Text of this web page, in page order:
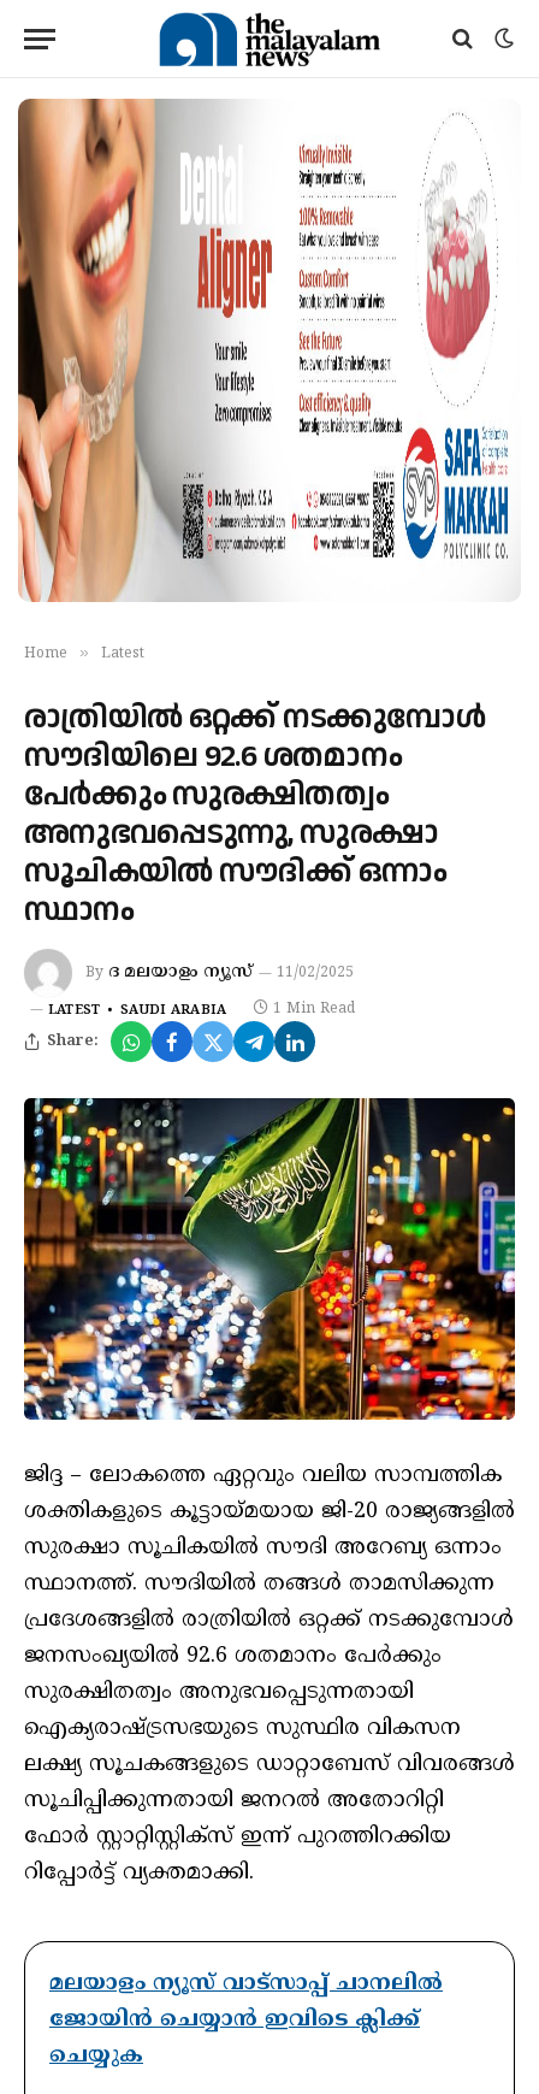
Home » Latest
രാത്രിയില്‍ ഒറ്റക്ക് നടക്കുമ്പോള്‍
സൗദിയിലെ 92.6 ശതമാനം
പേര്‍ക്കും സുരക്ഷിതത്വം
അനുഭവപ്പെടുന്നു, സുരക്ഷാ
സൂചികയിൽ സൗദിക്ക് ഒന്നാം
സ്ഥാനം
By ദ മലയാളം ന്യൂസ് 11/02/2025
LATEST SAUDI ARABIA 1 Min Read
Share:
ജിദ്ദ – ലോകത്തെ ഏറ്റവും വലിയ സാമ്പത്തിക
ശക്തികളുടെ കൂട്ടായ്മയായ ജി-20 രാജ്യങ്ങളില്‍
സുരക്ഷാ സൂചികയില്‍ സൗദി അറേബ്യ ഒന്നാം
സ്ഥാനത്ത്. സൗദിയില്‍ തങ്ങള്‍ താമസിക്കുന്ന
പ്രദേശങ്ങളില്‍ രാത്രിയില്‍ ഒറ്റക്ക് നടക്കുമ്പോള്‍
ജനസംഖ്യയില്‍ 92.6 ശതമാനം പേര്‍ക്കും
സുരക്ഷിതത്വം അനുഭവപ്പെടുന്നതായി
ഐക്യരാഷ്ട്രസഭയുടെ സുസ്ഥിര വികസന
ലക്ഷ്യ സൂചകങ്ങളുടെ ഡാറ്റാബേസ് വിവരങ്ങള്‍
സൂചിപ്പിക്കുന്നതായി ജനറല്‍ അതോറിറ്റി
ഫോര്‍ സ്റ്റാറ്റിസ്റ്റിക്‌സ് ഇന്ന് പുറത്തിറക്കിയ
റിപ്പോര്‍ട്ട് വ്യക്തമാക്കി.
മലയാളം ന്യൂസ് വാട്സാപ്പ് ചാനലിൽ
ജോയിൻ ചെയ്യാൻ ഇവിടെ ക്ലിക്ക്
ചെയ്യുക